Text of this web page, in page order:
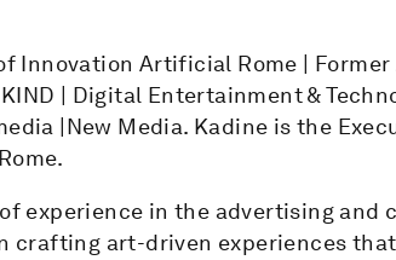
Innovation Artificial Rome | Former
| Digital Entertainment &
|New Media. Kadine is the
experience in the advertising and
crafting art-driven experiences